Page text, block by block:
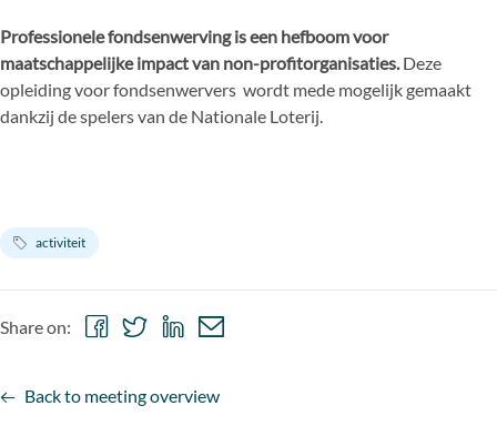
Professionele fondsenwerving is een hefboom voor
maatschappelijke impact van non-profitorganisaties. Deze
opleiding voor fondsenwervers wordt mede mogelijk gemaakt
dankzij de spelers van de Nationale Loterij.
activiteit
Back to meeting overview
Share on:
ShareShare ShareShare